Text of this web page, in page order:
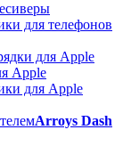
для телефонов
для Apple
Apple
для Apple
Arroys Dash